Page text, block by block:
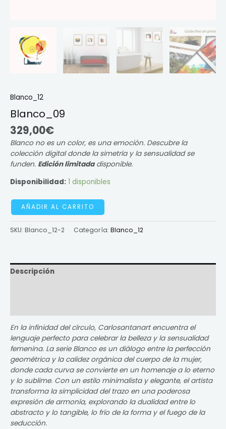
Blanco_12
Blanco_09
329,00€
Blanco no es un color, es una emoción. Descubre la
colección digital donde la simetría y la sensualidad se
funden. Edición limitadadisponible.
Disponibilidad: 1 disponibles
AÑADIR AL CARRITO
SKU: Blanco_12-2 Categoría: Blanco_12
Descripción
En la infinidad del círculo, Carlosantanart encuentra el
lenguaje perfecto para celebrar la belleza y la sensualidad
femenina. La serie Blanco es un diálogo entre la perfección
geométrica y la calidez orgánica del cuerpo de la mujer,
donde cada curva se convierte en un homenaje a lo eterno
y lo sublime. Con un estilo minimalista y elegante, el artista
transforma la simplicidad del trazo en una poderosa
expresión de armonía, explorando la dualidad entre lo
abstracto y lo tangible, lo frío de la forma y el fuego de la
seducción.